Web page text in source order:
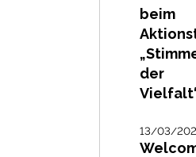
beim
der
13/03/